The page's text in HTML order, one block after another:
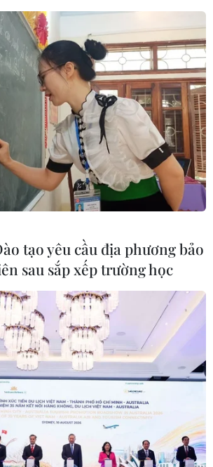
Duy trì mục tiêu bảo vệ
hiệu vô địch
tuyển U22 Việt Nam vào bảng B
Singapore và Lào. Trong khi
đội U22 của chủ nhà Campuchia,
Philippines và Timor Leste.
tạo yêu cầu địa phương bảo
sau sắp xếp trường học